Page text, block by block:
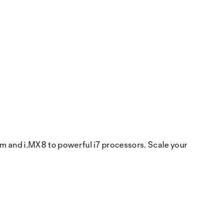
and i.MX8 to powerful i7 processors. Scale your